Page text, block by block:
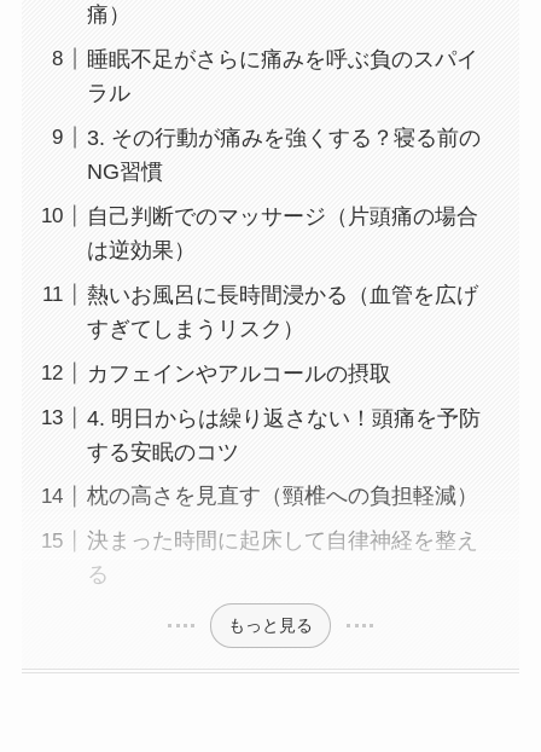
痛）
睡眠不足がさらに痛みを呼ぶ負のスパイ
ラル
3. その行動が痛みを強くする？寝る前の
NG習慣
自己判断でのマッサージ（片頭痛の場合
は逆効果）
熱いお風呂に長時間浸かる（血管を広げ
すぎてしまうリスク）
カフェインやアルコールの摂取
4. 明日からは繰り返さない！頭痛を予防
する安眠のコツ
枕の高さを見直す（頸椎への負担軽減）
決まった時間に起床して自律神経を整え
る
もっと見る